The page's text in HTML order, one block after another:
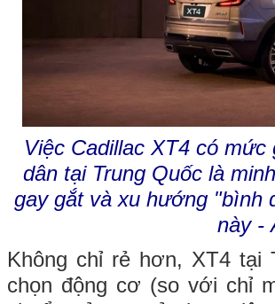
Việc Cadillac XT4 có
dân tại Trung Quốc là
gay gắt và xu hướng "bình
này -
Không chỉ rẻ hơn, XT4 tại
chọn động cơ (so với chỉ